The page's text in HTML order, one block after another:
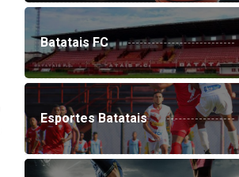
Batatais FC
Esportes Batatais